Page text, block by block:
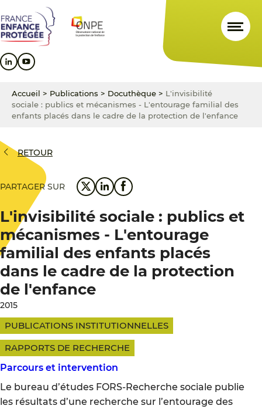
au
contenu
principal
au
menu
principal
au
pied
de
Accueil > Publications > Docuthèque > L'invisibilité
sociale : publics et mécanismes - L'entourage familial des
enfants placés dans le cadre de la protection de l'enfance
RETOUR
PARTAGER SUR
L'invisibilité sociale : publics et
mécanismes - L'entourage
familial des enfants placés
dans le cadre de la protection
de l'enfance
2015
PUBLICATIONS INSTITUTIONNELLES
RAPPORTS DE RECHERCHE
Parcours et intervention
Le bureau d’études FORS-Recherche sociale publie
les résultats d’une recherche sur l’entourage des